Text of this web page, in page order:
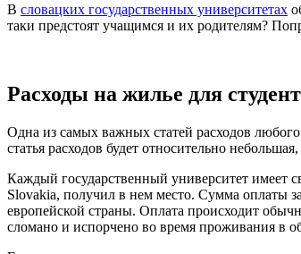
В словацких государственных университетах
таки предстоят учащимся и их родителям?
Расходы на жилье для
Одна из самых важных статей расходов
статья расходов будет относительно
Каждый государственный университет имеет
Slovakia, получил в нем место. Сумма оплаты
европейской страны. Оплата происходит
сломано и испорчено во время проживания в